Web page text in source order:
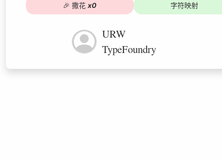
🎉 撒花 x0 字符映射
URW
TypeFoundry